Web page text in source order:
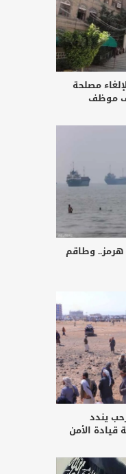
مصلحة
وطاقم
يندد
قيادة الأمن